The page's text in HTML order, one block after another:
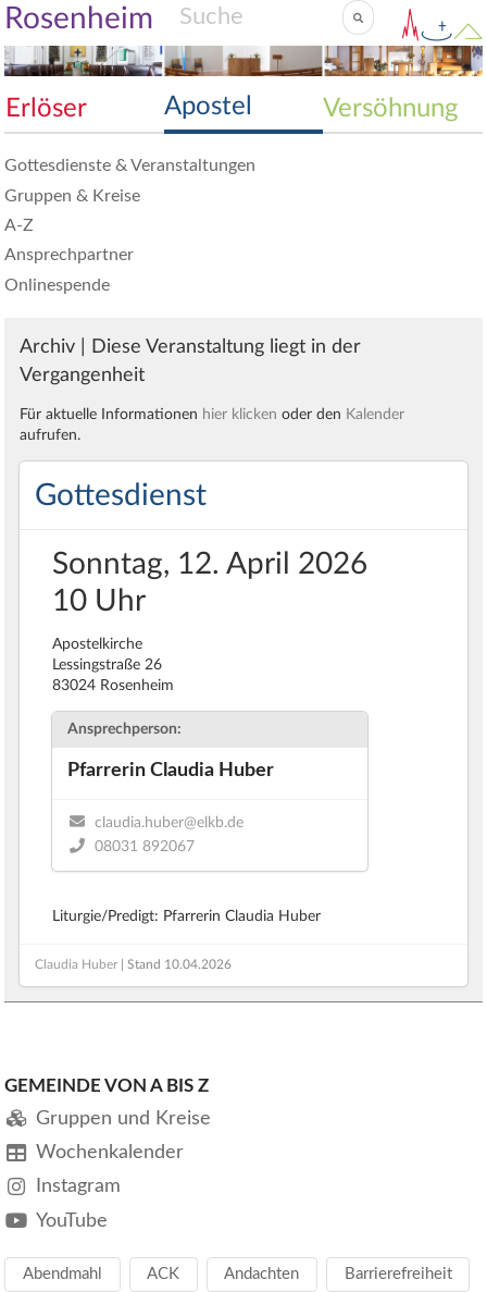
Rosenheim
Erlöser Apostel Versöhnung
Gottesdienste & Veranstaltungen
Gruppen & Kreise
A-Z
Ansprechpartner
Onlinespende
Archiv | Diese Veranstaltung liegt in der
Vergangenheit
Für aktuelle Informationen hier klicken oder den Kalender
aufrufen.
Gottesdienst
Sonntag, 12. April 2026
10 Uhr
Apostelkirche
Lessingstraße 26
83024 Rosenheim
Ansprechperson:
Pfarrerin Claudia Huber
claudia.huber@elkb.de
08031 892067
Liturgie/Predigt: Pfarrerin Claudia Huber
Claudia Huber | Stand 10.04.2026
GEMEINDE VON A BIS Z
Gruppen und Kreise
Wochenkalender
Instagram
YouTube
Abendmahl ACK Andachten Barrierefreiheit